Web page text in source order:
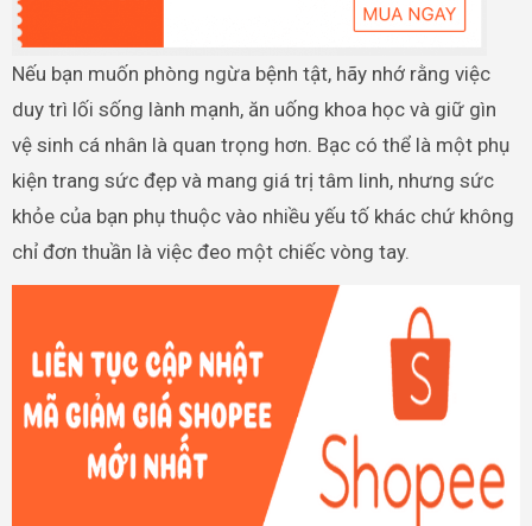
Nếu bạn muốn phòng ngừa bệnh tật, hãy nhớ rằng việc
duy trì lối sống lành mạnh, ăn uống khoa học và giữ gìn
vệ sinh cá nhân là quan trọng hơn. Bạc có thể là một phụ
kiện trang sức đẹp và mang giá trị tâm linh, nhưng sức
khỏe của bạn phụ thuộc vào nhiều yếu tố khác chứ không
chỉ đơn thuần là việc đeo một chiếc vòng tay.